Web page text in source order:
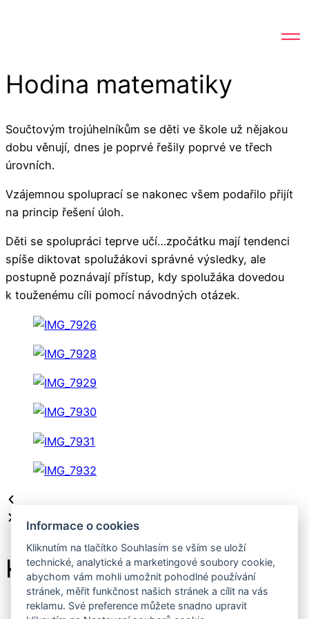
Hodina matematiky
Součtovým trojúhelníkům se děti ve škole už nějakou
dobu věnují, dnes je poprvé řešily poprvé ve třech
úrovních.
Vzájemnou spoluprací se nakonec všem podařilo přijít
na princip řešení úloh.
Děti se spolupráci teprve učí…zpočátku mají tendenci
spíše diktovat spolužákovi správné výsledky, ale
postupně poznávají přístup, kdy spolužáka dovedou
k touženému cíli pomocí návodných otázek.
Kontakt
Informace o cookies
Kliknutím na tlačítko Souhlasím se vším se uloží
technické, analytické a marketingové soubory cookie,
abychom vám mohli umožnit pohodlné používání
stránek, měřit funkčnost našich stránek a cílit na vás
reklamu. Své preference můžete snadno upravit